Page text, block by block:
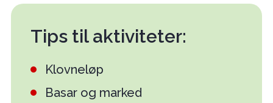
Tips til aktiviteter:
Klovneløp
Basar og marked